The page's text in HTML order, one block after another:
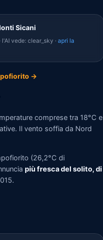
Sicani
vede: clear_sky · apri la
→
comprese tra 18°C e
Il vento soffia da Nord
(26,2°C di
più fresca del solito, di